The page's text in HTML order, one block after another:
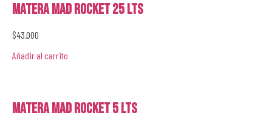
Matera Mad Rocket 25 lts
$43.000
Añadir al carrito
Matera Mad Rocket 5 lts